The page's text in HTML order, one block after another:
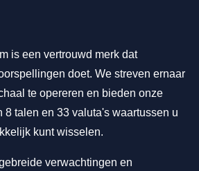
is een vertrouwd merk dat
doet. We streven ernaar
te opereren en bieden onze
talen en 33 valuta's waartussen u
kunt wisselen.
verwachtingen en